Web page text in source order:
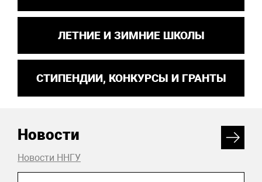
ЛЕТНИЕ И ЗИМНИЕ ШКОЛЫ
СТИПЕНДИИ, КОНКУРСЫ И ГРАНТЫ
Новости
Новости ННГУ